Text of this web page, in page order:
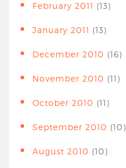
February 2011 (13)
January 2011 (13)
December 2010 (16)
November 2010 (11)
October 2010 (11)
September 2010 (10)
August 2010 (10)